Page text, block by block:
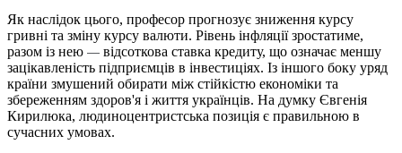
Як наслідок цього, професор прогнозує зниження курсу
гривні та зміну курсу валюти. Рівень інфляції зростатиме,
разом із нею — відсоткова ставка кредиту, що означає меншу
зацікавленість підприємців в інвестиціях. Із іншого боку уряд
країни змушений обирати між стійкістю економіки та
збереженням здоров'я і життя українців. На думку Євгенія
Кирилюка, людиноцентристська позиція є правильною в
сучасних умовах.